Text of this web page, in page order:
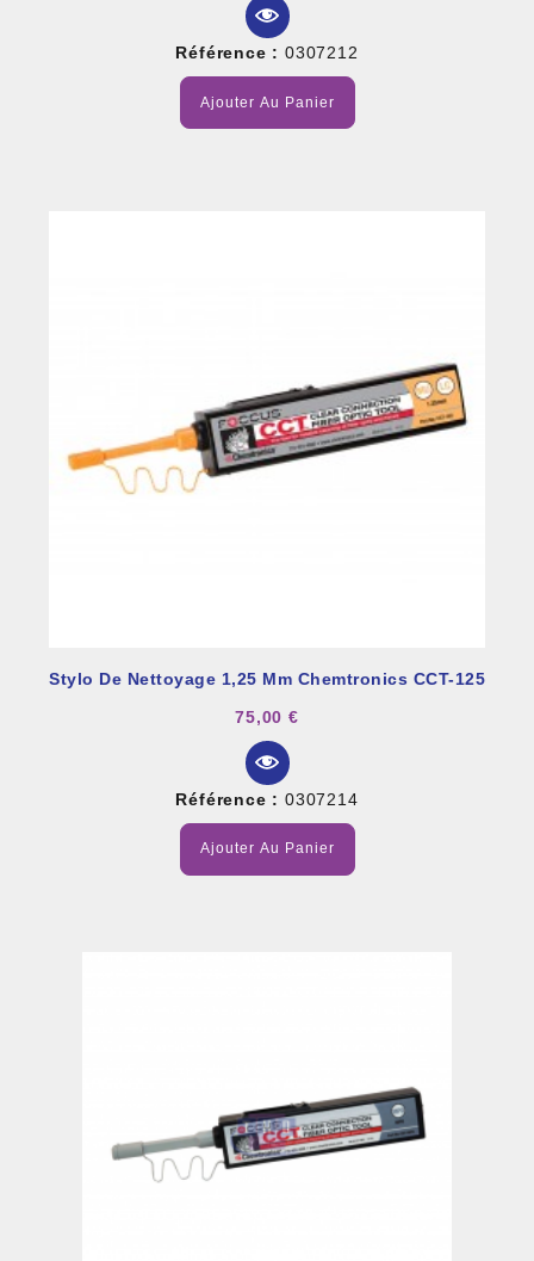
Référence : 0307212
Ajouter Au Panier
Stylo De Nettoyage 1,25 Mm Chemtronics CCT-125
75,00 €
Référence : 0307214
Ajouter Au Panier